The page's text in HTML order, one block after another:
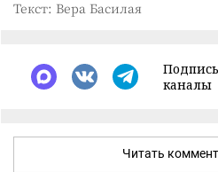
Текст: Вера Басилая
каналы
Читать